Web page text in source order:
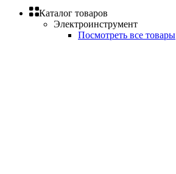
Каталог товаров
Электроинструмент
Посмотреть все товары